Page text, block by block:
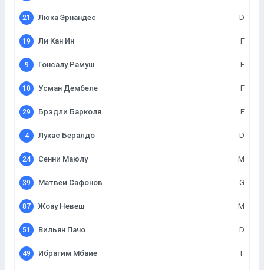
21 Люка Эрнандес D
19 Ли Кан Ин F
9 Гонсалу Рамуш F
10 Усман Дембеле F
29 Брэдли Барколя F
4 Лукас Бералдо D
24 Сенни Маюлу M
39 Матвей Сафонов G
87 Жоау Невеш M
51 Вильян Пачо D
49 Ибрагим Мбайе F